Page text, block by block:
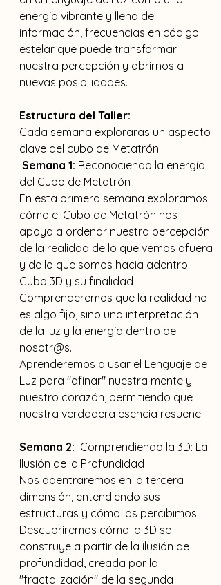
energía vibrante y llena de
información, frecuencias en código
estelar que puede transformar
nuestra percepción y abrirnos a
nuevas posibilidades.
Estructura del Taller:
Cada semana exploraras un aspecto
clave del cubo de Metatrón.
Semana 1: Reconociendo la energía
del Cubo de Metatrón
En esta primera semana exploramos
cómo el Cubo de Metatrón nos
apoya a ordenar nuestra percepción
de la realidad de lo que vemos afuera
y de lo que somos hacia adentro.
Cubo 3D y su finalidad
Comprenderemos que la realidad no
es algo fijo, sino una interpretación
de la luz y la energía dentro de
nosotr@s.
Aprenderemos a usar el Lenguaje de
Luz para "afinar" nuestra mente y
nuestro corazón, permitiendo que
nuestra verdadera esencia resuene.
Semana 2: Comprendiendo la 3D: La
Ilusión de la Profundidad
Nos adentraremos en la tercera
dimensión, entendiendo sus
estructuras y cómo las percibimos.
Descubriremos cómo la 3D se
construye a partir de la ilusión de
profundidad, creada por la
"fractalización" de la segunda